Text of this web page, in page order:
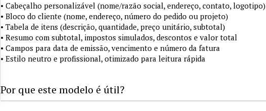
• Cabeçalho personalizável (nome/razão social, endereço, contato, logotipo)
• Bloco do cliente (nome, endereço, número do pedido ou projeto)
• Tabela de itens (descrição, quantidade, preço unitário, subtotal)
• Resumo com subtotal, impostos simulados, descontos e valor total
• Campos para data de emissão, vencimento e número da fatura
• Estilo neutro e profissional, otimizado para leitura rápida
Por que este modelo é útil?